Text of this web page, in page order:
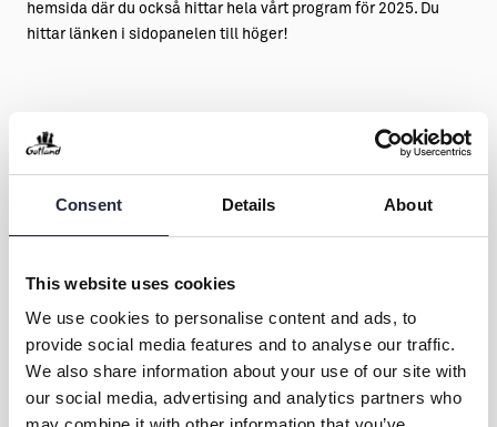
Consent Details About
This website uses cookies
We use cookies to personalise content and ads, to
provide social media features and to analyse our traffic.
We also share information about your use of our site with
our social media, advertising and analytics partners who
hemsida där du också hittar hela vårt program för 2025. Du
hittar länken i sidopanelen till höger!
Cykla med Cykelfrämjandet Gotland
Kontakt & öppettider
Övrig information